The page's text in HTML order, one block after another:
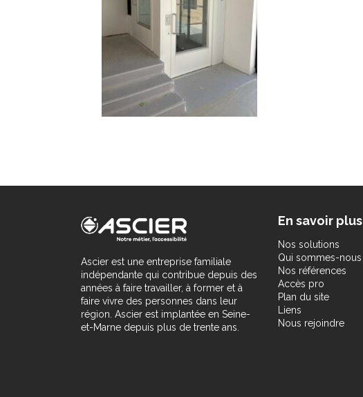
Ascier est une entreprise familiale
indépendante qui contribue depuis des
années à faire travailler, à former et à
faire vivre des personnes dans leur
région. Ascier est implantée en Seine-
et-Marne depuis plus de trente ans.
En savoir plus
Nos solutions
Qui sommes-nous
Nos références
Accès pro
Plan du site
Liens
Nous rejoindre